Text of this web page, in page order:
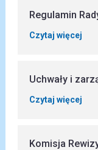
Regulamin
Czytaj więcej
Uchwały i
Czytaj więcej
Komisja